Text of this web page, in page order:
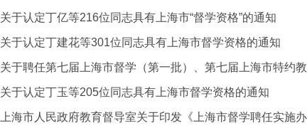
关于认定丁亿等216位同志具有上海市“督学资格”的通知
关于认定丁建花等301位同志具有上海市督学资格的通知
关于认定丁玉等205位同志具有上海市督学资格的通知